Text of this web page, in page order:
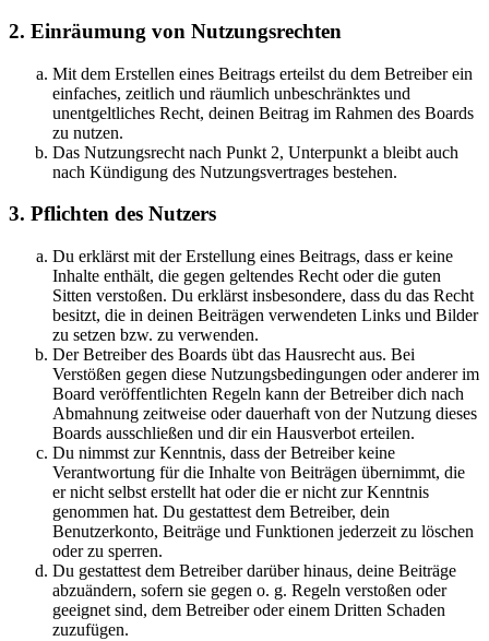
2. Einräumung von Nutzungsrechten
Mit dem Erstellen eines Beitrags erteilst du dem Betreiber ein
einfaches, zeitlich und räumlich unbeschränktes und
unentgeltliches Recht, deinen Beitrag im Rahmen des Boards
zu nutzen.
Das Nutzungsrecht nach Punkt 2, Unterpunkt a bleibt auch
nach Kündigung des Nutzungsvertrages bestehen.
3. Pflichten des Nutzers
Du erklärst mit der Erstellung eines Beitrags, dass er keine
Inhalte enthält, die gegen geltendes Recht oder die guten
Sitten verstoßen. Du erklärst insbesondere, dass du das Recht
besitzt, die in deinen Beiträgen verwendeten Links und Bilder
zu setzen bzw. zu verwenden.
Der Betreiber des Boards übt das Hausrecht aus. Bei
Verstößen gegen diese Nutzungsbedingungen oder anderer im
Board veröffentlichten Regeln kann der Betreiber dich nach
Abmahnung zeitweise oder dauerhaft von der Nutzung dieses
Boards ausschließen und dir ein Hausverbot erteilen.
Du nimmst zur Kenntnis, dass der Betreiber keine
Verantwortung für die Inhalte von Beiträgen übernimmt, die
er nicht selbst erstellt hat oder die er nicht zur Kenntnis
genommen hat. Du gestattest dem Betreiber, dein
Benutzerkonto, Beiträge und Funktionen jederzeit zu löschen
oder zu sperren.
Du gestattest dem Betreiber darüber hinaus, deine Beiträge
abzuändern, sofern sie gegen o. g. Regeln verstoßen oder
geeignet sind, dem Betreiber oder einem Dritten Schaden
zuzufügen.